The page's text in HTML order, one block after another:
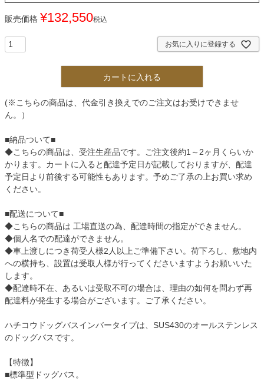
販売価格 ¥132,550税込
お気に入りに登録する
カートに入れる
(※こちらの商品は、代金引き換えでのご注文はお受けできませ
ん。）
■納品ついて■
◆こちらの商品は、受注生産品です。ご注文後約1～2ヶ月くらいか
かります。カートに入ると配達予定日が記載しておりますが、配達
予定日より前後する可能性もあります。予めご了承の上お買い求め
ください。
■配送について■
◆こちらの商品は 工場直送の為、配達時間の指定ができません。
◆個人名での配達ができません。
◆車上渡しにつき荷受人様2人以上ご準備下さい。荷下ろし、敷地内
への横持ち、設置は受取人様が行ってくださいますようお願いいた
します。
◆配達時不在、あるいは受取不可の場合は、理由の如何を問わず再
配達料が発生する場合がございます。ご了承ください。
ハチコウドッグバスインバータイプは、SUS430のオールステンレス
のドッグバスです。
【特徴】
■標準型ドッグバス。